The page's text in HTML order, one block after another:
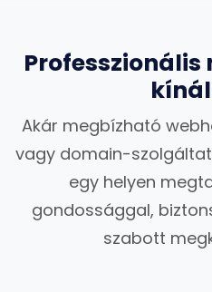
Akár megbízható
vagy domain-
egy helyen
gondossággal,
szabott